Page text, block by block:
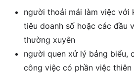
người thoải mái làm việc với
tiêu doanh số hoặc các đầu
thường xuyên
người quen xử lý bảng biểu,
công việc có phần việc thiên